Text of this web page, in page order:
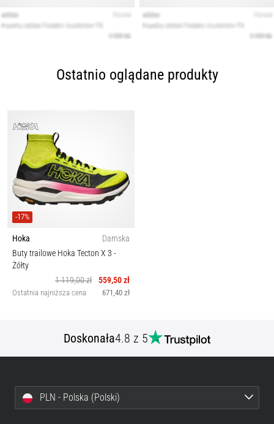
Ostatnio oglądane produkty
-17%
Hoka
Damska
Buty trailowe Hoka Tecton X 3 -
Żółty
1 119,00 zł
559,50 zł
Ostatnia najniższa cena 671,40 zł
Doskonała4.8 z 5
PLN - Polska (Polski)